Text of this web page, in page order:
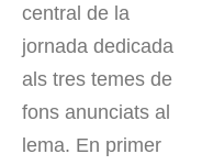
central de la
jornada dedicada
als tres temes de
fons anunciats al
lema. En primer